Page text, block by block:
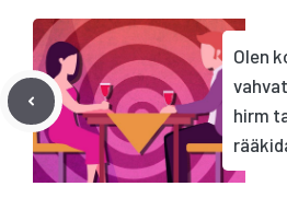
Olen
hirm